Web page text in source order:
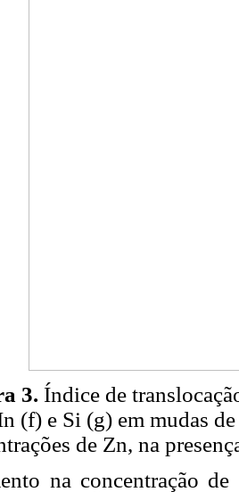
3. Índice de
(f) e Si (g) em mudas
de Zn, na
na concentração